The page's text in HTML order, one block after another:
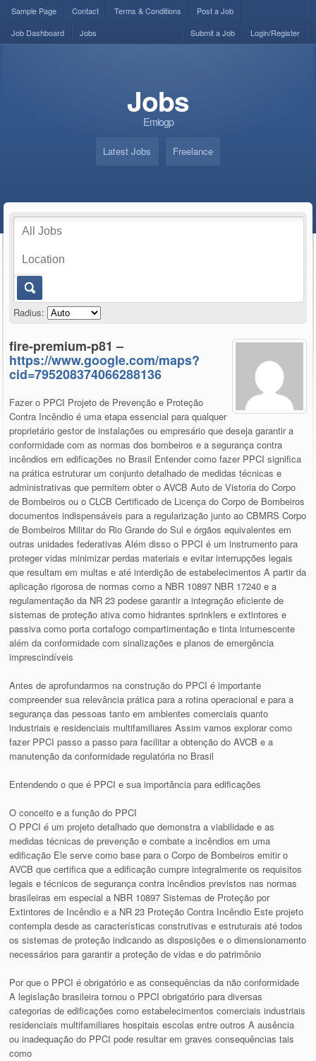
Sample Page Contact Terms & Conditions
Post a Job
Job Dashboard
Jobs Login/Register
Submit a Job
Jobs
Emiogp
Latest Jobs Freelance
Radius:
fire-premium-p81 –
https://www.google.com/maps?
cid=795208374066288136
Fazer o PPCI Projeto de Prevenção e Proteção
Contra Incêndio é uma etapa essencial para qualquer
proprietário gestor de instalações ou empresário que deseja garantir a
conformidade com as normas dos bombeiros e a segurança contra
incêndios em edificações no Brasil Entender como fazer PPCI significa
na prática estruturar um conjunto detalhado de medidas técnicas e
administrativas que permitem obter o AVCB Auto de Vistoria do Corpo
de Bombeiros ou o CLCB Certificado de Licença do Corpo de Bombeiros
documentos indispensáveis para a regularização junto ao CBMRS Corpo
de Bombeiros Militar do Rio Grande do Sul e órgãos equivalentes em
outras unidades federativas Além disso o PPCI é um instrumento para
proteger vidas minimizar perdas materiais e evitar interrupções legais
que resultam em multas e até interdição de estabelecimentos A partir da
aplicação rigorosa de normas como a NBR 10897 NBR 17240 e a
regulamentação da NR 23 podese garantir a integração eficiente de
sistemas de proteção ativa como hidrantes sprinklers e extintores e
passiva como porta cortafogo compartimentação e tinta intumescente
além da conformidade com sinalizações e planos de emergência
imprescindíveis
Antes de aprofundarmos na construção do PPCI é importante
compreender sua relevância prática para a rotina operacional e para a
segurança das pessoas tanto em ambientes comerciais quanto
industriais e residenciais multifamiliares Assim vamos explorar como
fazer PPCI passo a passo para facilitar a obtenção do AVCB e a
manutenção da conformidade regulatória no Brasil
Entendendo o que é PPCI e sua importância para edificações
O conceito e a função do PPCI
O PPCI é um projeto detalhado que demonstra a viabilidade e as
medidas técnicas de prevenção e combate a incêndios em uma
edificação Ele serve como base para o Corpo de Bombeiros emitir o
AVCB que certifica que a edificação cumpre integralmente os requisitos
legais e técnicos de segurança contra incêndios previstos nas normas
brasileiras em especial a NBR 10897 Sistemas de Proteção por
Extintores de Incêndio e a NR 23 Proteção Contra Incêndio Este projeto
contempla desde as características construtivas e estruturais até todos
os sistemas de proteção indicando as disposições e o dimensionamento
necessários para garantir a proteção de vidas e do patrimônio
Por que o PPCI é obrigatório e as consequências da não conformidade
A legislação brasileira tornou o PPCI obrigatório para diversas
categorias de edificações como estabelecimentos comerciais industriais
residenciais multifamiliares hospitais escolas entre outros A ausência
ou inadequação do PPCI pode resultar em graves consequências tais
como